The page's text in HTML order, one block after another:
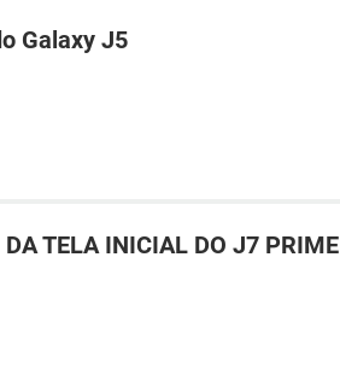
Galaxy J5
DA TELA INICIAL DO J7 PRIME